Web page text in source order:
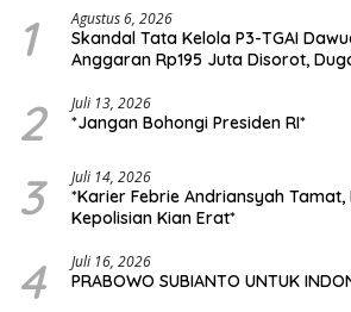
1 Agustus 6, 2026
Skandal Tata Kelola P3-TGAI
Anggaran Rp195 Juta Disorot,
2 Juli 13, 2026
*Jangan Bohongi Presiden RI*
3 Juli 14, 2026
*Karier Febrie Andriansyah
Kepolisian Kian Erat*
4 Juli 16, 2026
PRABOWO SUBIANTO UNTUK